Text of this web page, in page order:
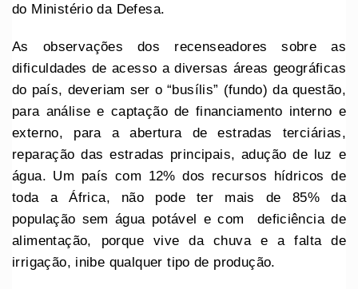
do Ministério da Defesa.
As observações dos recenseadores sobre as
dificuldades de acesso a diversas áreas geográficas
do país, deveriam ser o “busílis” (fundo) da questão,
para análise e captação de financiamento interno e
externo, para a abertura de estradas terciárias,
reparação das estradas principais, adução de luz e
água. Um país com 12% dos recursos hídricos de
toda a África, não pode ter mais de 85% da
população sem água potável e com deficiência de
alimentação, porque vive da chuva e a falta de
irrigação, inibe qualquer tipo de produção.